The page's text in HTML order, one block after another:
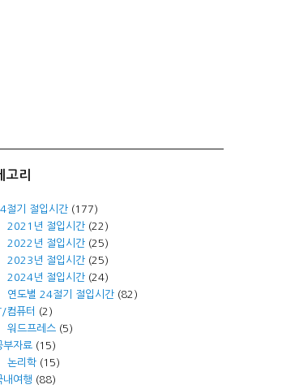
고리
절기 절입시간 (177)
2021년 절입시간(22)
2022년 절입시간(25)
2023년 절입시간(25)
2024년 절입시간(24)
연도별 24절기 절입시간(82)
컴퓨터
(2)
워드프레스(5)
부자료 (15)
논리학(15)
내여행 (88)